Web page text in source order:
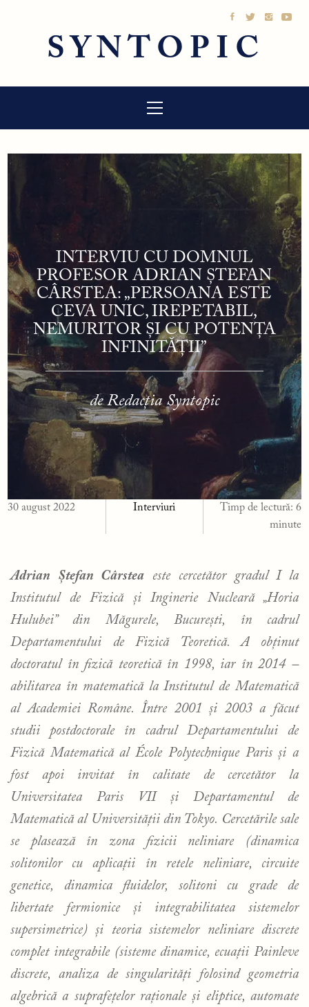
SYNTOPIC
principal
INTERVIU CU DOMNUL
PROFESOR ADRIAN ȘTEFAN
CÂRSTEA: „PERSOANA ESTE
CEVA UNIC, IREPETABIL,
NEMURITOR ȘI CU POTENȚA
INFINITĂȚII”
de Redacția Syntopic
30 august 2022 Interviuri Timp de lectură: 6
minute
Adrian Ștefan Cârstea este cercetător gradul I la
Institutul de Fizică și Inginerie Nucleară „Horia
Hulubei” din Măgurele, București, în cadrul
Departamentului de
Fizică Teoretică. A obținut
doctoratul în fizică teoretică în 1998, iar în 2014 –
abilitarea în matematică la Institutul de Matematică
al Academiei Române. Între 2001 și 2003 a făcut
studii postdoctorale în cadrul Departamentului de
Fizică Matematică al École Polytechnique Paris și a
fost apoi invitat în calitate de cercetător la
Universitatea Paris VII și Departamentul de
Matematică al Universității din Tokyo. Cercetările sale
se plasează în zona fizicii neliniare (dinamica
solitonilor cu aplicații în retele neliniare, circuite
genetice, dinamica fluidelor, solitoni cu grade de
libertate fermionice și integrabilitatea sistemelor
supersimetrice) și teoria sistemelor neliniare discrete
complet integrabile (sisteme dinamice, ecuații Painleve
discrete, analiza de singularități folosind geometria
algebrică a suprafețelor raționale și eliptice, automate